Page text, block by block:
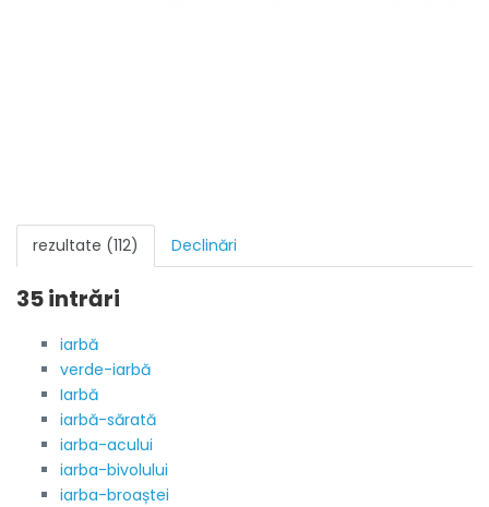
rezultate (112) Declinări
35 intrări
iarbă
verde-iarbă
Iarbă
iarbă-sărată
iarba-acului
iarba-bivolului
iarba-broaștei